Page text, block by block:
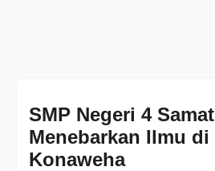
SMP Negeri 4
Menebarkan Ilmu di
Konaweha